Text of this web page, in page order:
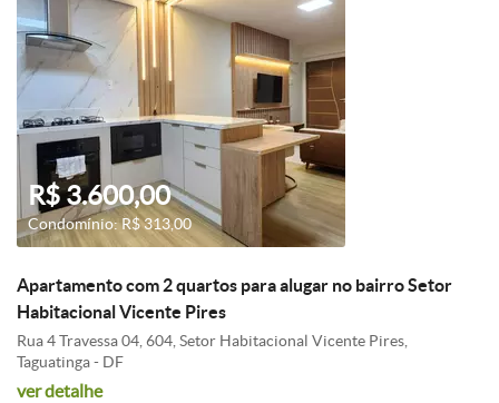
R$ 3.600,00
Condomínio: R$ 313,00
Apartamento com 2 quartos para alugar no bairro Setor
Habitacional Vicente Pires
Rua 4 Travessa 04, 604, Setor Habitacional Vicente Pires,
Taguatinga - DF
ver detalhe